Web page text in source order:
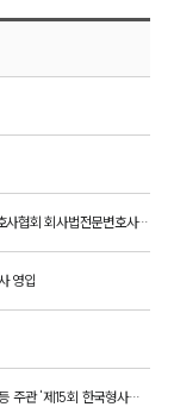
법무법인 대륜 정우석변호사 대한변호사협회 회사법전문변호사 등록
영입
이서형 변호사, 한국형사소송법학회 등 주관 '제15회 한국형사학대회'서 발표